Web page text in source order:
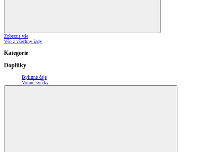
Zobrazit vše
Vše z všechny řady
Kategorie
Doplňky
Bylinné čaje
Vonné svíčky